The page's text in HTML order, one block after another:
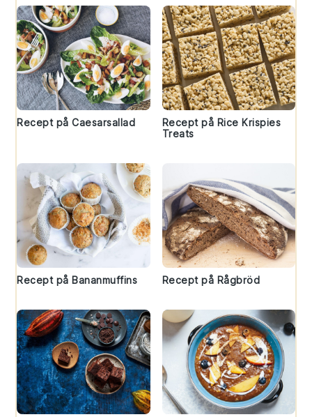
Recept på Caesarsallad
Recept på Rice Krispies
Treats
Recept på Bananmuffins Recept på Rågbröd